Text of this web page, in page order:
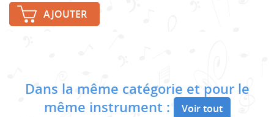
AJOUTER
Dans la même catégorie et pour le
même instrument :
Voir tout